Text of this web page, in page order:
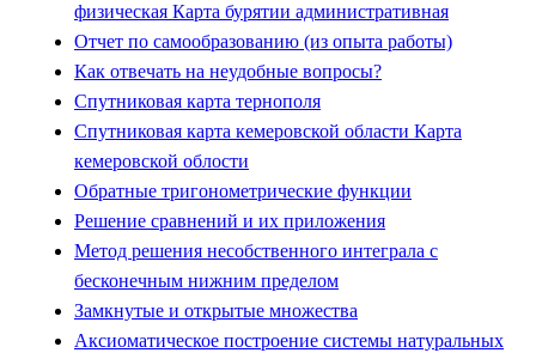
физическая Карта бурятии административная
Отчет по самообразованию (из опыта работы)
Как отвечать на неудобные вопросы?
Спутниковая карта тернополя
Спутниковая карта кемеровской области Карта
кемеровской облости
Обратные тригонометрические функции
Решение сравнений и их приложения
Метод решения несобственного интеграла с
бесконечным нижним пределом
Замкнутые и открытые множества
Аксиоматическое построение системы натуральных